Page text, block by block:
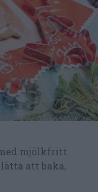
mjölkfritt
att baka,